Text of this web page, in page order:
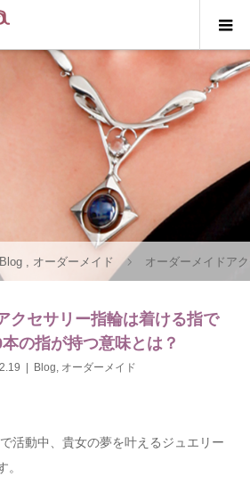
Blog , オーダーメイド オーダーメイドア
クセサリー指輪は着ける指で
の指が持つ意味とは？
Blog, オーダーメイド
活動中、貴女の夢を叶えるジュエリー
。